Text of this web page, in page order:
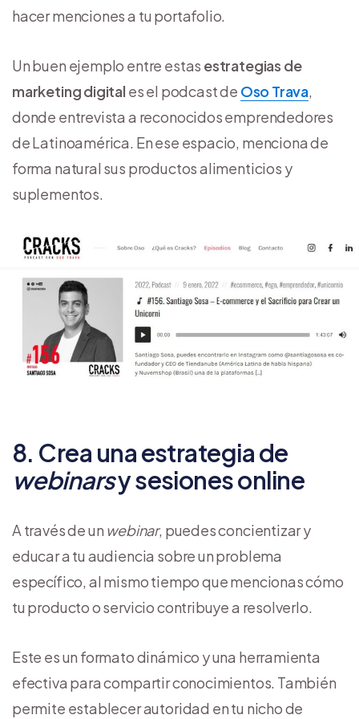
hacer menciones a tu portafolio.
Un buen ejemplo entre estas estrategias de
marketing digital es el podcast de Oso Trava,
donde entrevista a reconocidos emprendedores
de Latinoamérica. En ese espacio, menciona de
forma natural sus productos alimenticios y
suplementos.
8. Crea una estrategia de
webinarsy sesiones online
A través de un webinar, puedes concientizar y
educar a tu audiencia sobre un problema
específico, al mismo tiempo que mencionas cómo
tu producto o servicio contribuye a resolverlo.
Este es un formato dinámico y una herramienta
efectiva para compartir conocimientos. También
permite establecer autoridad en tu nicho de